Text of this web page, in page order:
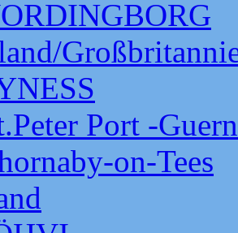
Port -
on-Tees